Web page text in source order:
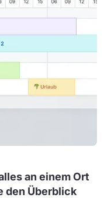
an einem Ort
den Überblick